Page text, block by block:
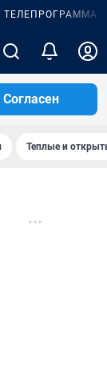
ТЕЛЕПРОГРАММА
Согласен
Теплые и